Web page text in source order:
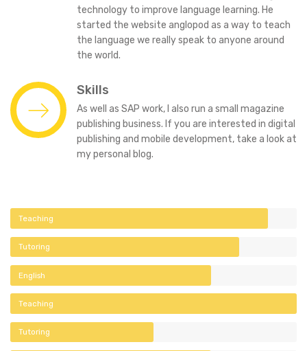
technology to improve language learning. He
started the website anglopod as a way to teach
the language we really speak to anyone around
the world.
Skills
As well as SAP work, I also run a small magazine
publishing business. If you are interested in digital
publishing and mobile development, take a look at
my personal blog.
Teaching
Tutoring
English
Teaching
Tutoring